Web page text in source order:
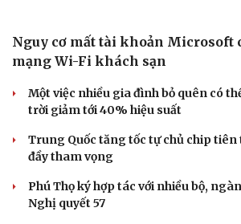
DU LỊCH
Nhặt bỏ 'hạt sạn' để làng biển
du khách
Cần Thơ cụ thể hóa “Ba kết nối”, xúc
và du khách Thái Lan
Ký kết hợp tác đăng cai Vòng chung
Golf nghiệp dư thế giới 2027